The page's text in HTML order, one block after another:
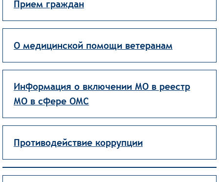
Прием граждан
О медицинской помощи ветеранам
Информация о включении МО в реестр
МО в сфере ОМС
Противодействие коррупции